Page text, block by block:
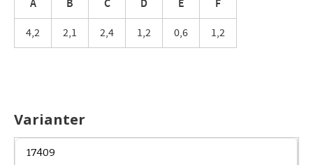
A B C D E F
4,2 2,1 2,4 1,2 0,6 1,2
Varianter
17409